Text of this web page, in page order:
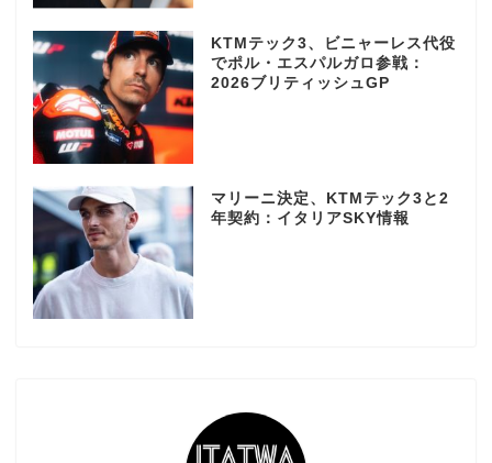
KTMテック3、ビニャーレス代役
でポル・エスパルガロ参戦：
2026ブリティッシュGP
マリーニ決定、KTMテック3と2
年契約：イタリアSKY情報